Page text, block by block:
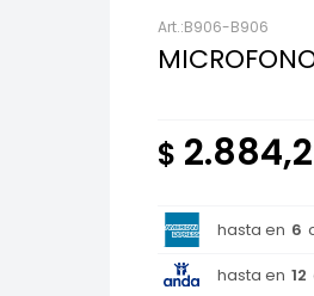
B906-B906
$
hasta en 6
hasta en 12